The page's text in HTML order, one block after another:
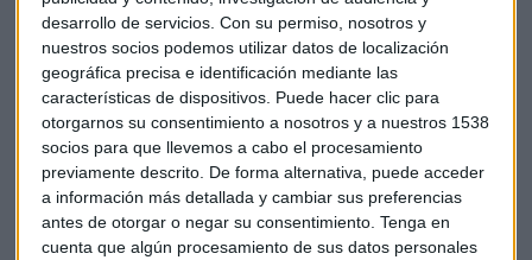
desarrollo de servicios. Con su permiso, nosotros y
nuestros socios podemos utilizar datos de localización
geográfica precisa e identificación mediante las
características de dispositivos. Puede hacer clic para
otorgarnos su consentimiento a nosotros y a nuestros 1538
socios para que llevemos a cabo el procesamiento
previamente descrito. De forma alternativa, puede acceder
a información más detallada y cambiar sus preferencias
antes de otorgar o negar su consentimiento. Tenga en
cuenta que algún procesamiento de sus datos personales
"Como para afrontar una vacunación masiva no son datos
básicos y necesarios", señala Villanueva.
Otro de los actores del tablero esDonald Trump. El
presidente estadounidense quiere empezar con las
vacunaciones antes de las eleccionesdel 3 de noviembre
y conseguir así rédito político. Está presionando así a la FDA
para que dé una autorización de emergencia.